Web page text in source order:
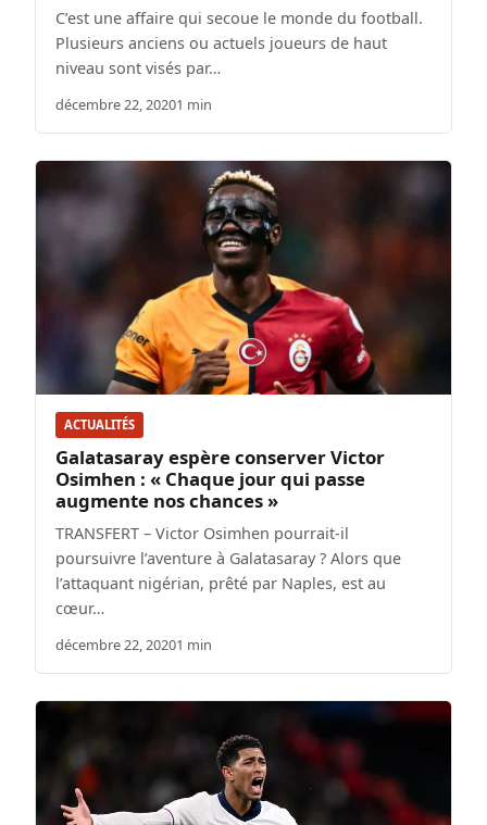
C’est une affaire qui secoue le monde du football.
Plusieurs anciens ou actuels joueurs de haut
niveau sont visés par…
décembre 22, 20201 min
ACTUALITÉS
Galatasaray espère conserver Victor
Osimhen : « Chaque jour qui passe
augmente nos chances »
TRANSFERT – Victor Osimhen pourrait-il
poursuivre l’aventure à Galatasaray ? Alors que
l’attaquant nigérian, prêté par Naples, est au
cœur…
décembre 22, 20201 min